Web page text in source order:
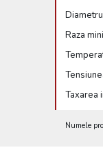
Raza
Taxarea
Numele